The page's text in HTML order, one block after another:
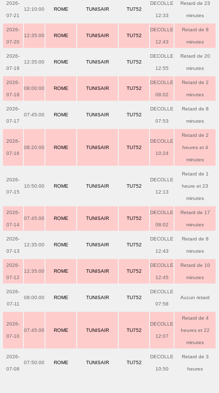
2026-
07-21
12:10:00 ROME TUNISAIR TU752
DECOLLE
12:33
Retard de 23
minutes
2026-
07-20
12:35:00 ROME TUNISAIR TU752
DECOLLE
12:43
Retard de 8
minutes
2026-
07-19
12:35:00 ROME TUNISAIR TU752
DECOLLE
12:55
Retard de 20
minutes
2026-
07-18
08:00:00 ROME TUNISAIR TU752
DECOLLE
08:02
Retard de 2
minutes
2026-
07-17
07:45:00 ROME TUNISAIR TU752
DECOLLE
07:53
Retard de 8
minutes
2026-
07-16
08:20:00 ROME TUNISAIR TU752
DECOLLE
10:24
Retard de 2
heures et 4
minutes
2026-
07-15
10:50:00 ROME TUNISAIR TU752
DECOLLE
12:13
Retard de 1
heure et 23
minutes
2026-
07-14
07:45:00 ROME TUNISAIR TU752
DECOLLE
08:02
Retard de 17
minutes
2026-
07-13
12:35:00 ROME TUNISAIR TU752
DECOLLE
12:43
Retard de 8
minutes
2026-
07-12
12:35:00 ROME TUNISAIR TU752
DECOLLE
12:45
Retard de 10
minutes
2026-
07-11
08:00:00 ROME TUNISAIR TU752
DECOLLE
07:58
Aucun retard
2026-
07-10
07:45:00 ROME TUNISAIR TU752
DECOLLE
12:07
Retard de 4
heures et 22
minutes
2026-
07-08
07:50:00 ROME TUNISAIR TU752
DECOLLE
10:50
Retard de 3
heures